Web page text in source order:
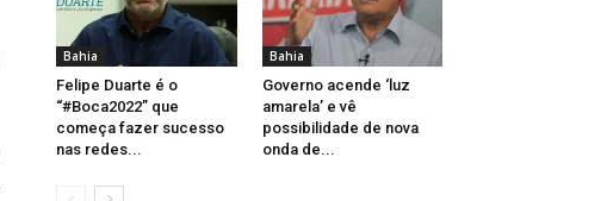
Bahia
Felipe Duarte é o
“#Boca2022” que
começa fazer sucesso
nas redes...
Bahia
Governo acende ‘luz
amarela’ e vê
possibilidade de nova
onda de...